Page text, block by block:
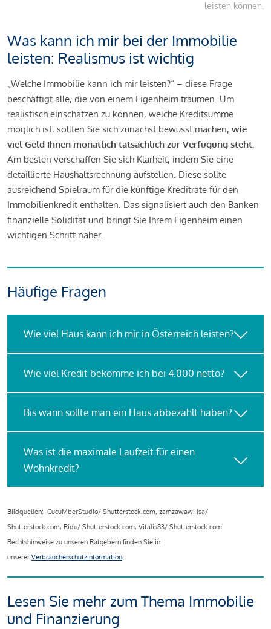
leisten können.
Was kann ich mir bei der Immobilie
leisten: Realismus ist wichtig
„Welche Immobilie kann ich mir leisten?“ – diese Frage
beschäftigt alle, die von einem Eigenheim träumen. Um
realistisch einschätzen zu können, welche Kreditsumme
möglich ist, sollten Sie sich zunächst bewusst machen, wie
viel Geld Ihnen monatlich tatsächlich zur Verfügung steht.
Am besten verschaffen Sie sich Klarheit, indem Sie eine
detaillierte Haushaltsrechnung aufstellen. Diese sollte
ausreichend Spielraum für die künftige Kreditrate für den
Immobilienkredit enthalten. Das signalisiert auch den Banken
finanzielle Solidität und bringt Sie Ihrem Eigenheim einen
wichtigen Schritt näher.
Häufige Fragen
Wie viel Haus kann ich mir in Österreich leisten?
Wie viel Kredit bekomme ich bei 4.000 netto?
Bis wann sollte man ein Haus abbezahlt haben?
Was ist die maximale Laufzeit für einen
Wohnkredit?
Bildquellen: CucuMberStudio/ Shutterstock.com, zamzawawi isa/
Shutterstock.com, Rido/ Shutterstock.com, Vitalis83/ Shutterstock.com
Rechtshinweise zu unseren Ratgebern finden Sie in
unserer Verbraucherschutzinformation.
Lesen Sie mehr zum Thema Immobilie
und Finanzierung